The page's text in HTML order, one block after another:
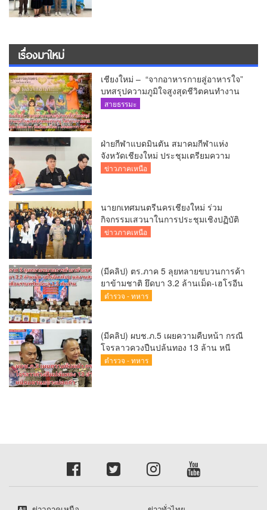
เรื่องมาใหม่
เชียงใหม่ – “จากอาหารกายสู่อาหารใจ”
บทสรุปความภูมิใจสูงสุดชีวิตคนทำงาน
ได้ถวายรายงาน “โคก หนอง นา วัดสันมะ
สายธรรมะ
ฝ่ายกีฬาแบดมินตัน สมาคมกีฬาแห่ง
จังหวัดเชียงใหม่ ประชุมเตรียมความ
พร้อมคัดเลือกนักกีฬาเยาวชน ยุวชน และ
ข่าวภาคเหนือ
นายกเทศมนตรีนครเชียงใหม่ ร่วม
กิจกรรมเสวนาในการประชุมเชิงปฏิบัติ
การป้องกันการทุจริตเชิงรุก ขับเคลื่อน
ข่าวภาคเหนือ
(มีคลิป) ตร.ภาค 5 ลุยทลายขบวนการค้า
ยาข้ามชาติ ยึดบา 3.2 ล้านเม็ด-เฮโรอีน
เพียบ ผลงานสะสม 10 เดือนรวบทรัพย์
ตำรวจ - ทหาร
(มีคลิป) ผบช.ภ.5 เผยความคืบหน้า กรณี
โจรลาวควงปืนปล้นทอง 13 ล้าน หนี
กบดานแขวงบ่อแก้ว
ตำรวจ - ทหาร